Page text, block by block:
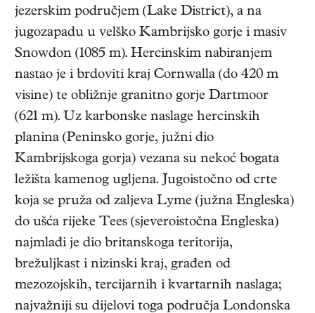
jezerskim područjem (Lake District), a na
jugozapadu u velško Kambrijsko gorje i masiv
Snowdon (1085 m). Hercinskim nabiranjem
nastao je i brdoviti kraj Cornwalla (do 420 m
visine) te obližnje granitno gorje Dartmoor
(621 m). Uz karbonske naslage hercinskih
planina (Peninsko gorje, južni dio
Kambrijskoga gorja) vezana su nekoć bogata
ležišta kamenog ugljena. Jugoistočno od crte
koja se pruža od zaljeva Lyme (južna Engleska)
do ušća rijeke Tees (sjeveroistočna Engleska)
najmlađi je dio britanskoga teritorija,
brežuljkast i nizinski kraj, građen od
mezozojskih, tercijarnih i kvartarnih naslaga;
najvažniji su dijelovi toga područja Londonska